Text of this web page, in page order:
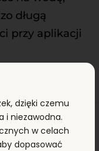
długą
przy aplikacji
kosztach
można
obiektu na
dzięki czemu
i niezawodna.
w celach
dopasować